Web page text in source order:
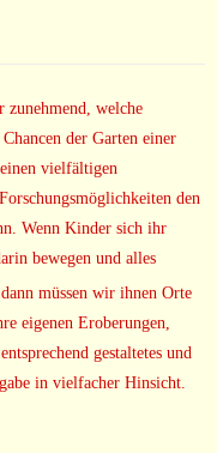
zunehmend, welche
der Garten einer
vielfältigen
den
Wenn Kinder sich ihr
bewegen und alles
, dann müssen wir ihnen Orte
eigenen Eroberungen,
gestaltetes und
in vielfacher Hinsicht.